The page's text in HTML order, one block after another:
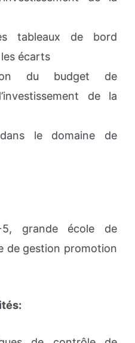
tableaux de bord
écarts
du budget de
de la
le domaine de
grande école de
de gestion promotion